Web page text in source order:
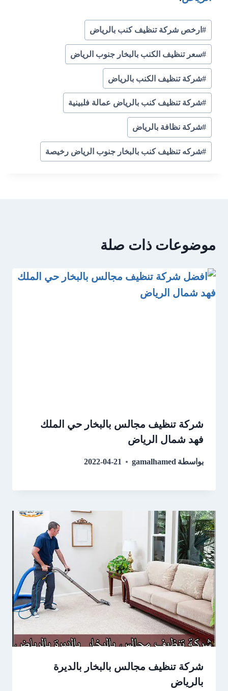
وسوم
المقال:
#ارخص شركة تنظيف كنب بالرياض
#سعر تنظيف الكنب بالبخار جنوب الرياض
#شركة تنظيف الكنب بالرياض
#شركة تنظيف كنب بالرياض عمالة فلبينية
#شركة نظافة بالرياض
#شركه تنظيف كنب بالبخار جنوب الرياض رخيصة
موضوعات ذات صلة
شركة تنظيف مجالس بالبخار حي الملك
فهد شمال الرياض
بواسطة gamalhamed
2022-04-21
شركة تنظيف مجالس بالبخار بالديرة
بالرياض